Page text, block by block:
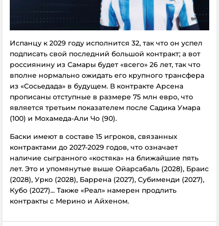
Испанцу к 2029 году исполнится 32, так что он успел
подписать свой последний большой контракт; а вот
россиянину из Самары будет «всего» 26 лет, так что
вполне нормально ожидать его крупного трансфера
из «Сосьедада» в будущем. В контракте Арсена
прописаны отступные в размере 75 млн евро, что
является третьим показателем после Садика Умара
(100) и Мохамеда-Али Чо (90).
Баски имеют в составе 15 игроков, связанных
контрактами до 2027-2029 годов, что означает
наличие сыгранного «костяка» на ближайшие пять
лет. Это и упомянутые выше Ойарсабаль (2028), Браис
(2028), Урко (2028), Баррена (2027), Субименди (2027),
Кубо (2027)... Также «Реал» намерен продлить
контракты с Мерино и Айхеном.